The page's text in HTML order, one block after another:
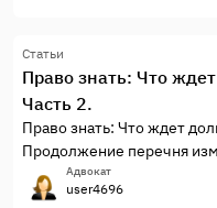
Статьи
Право знать: Что
Часть 2.
Право знать: Что ждет
Продолжение перечня
30.12.2004 N 214-ФЗ (ред.
долевом строительстве
Адвокат
user4696